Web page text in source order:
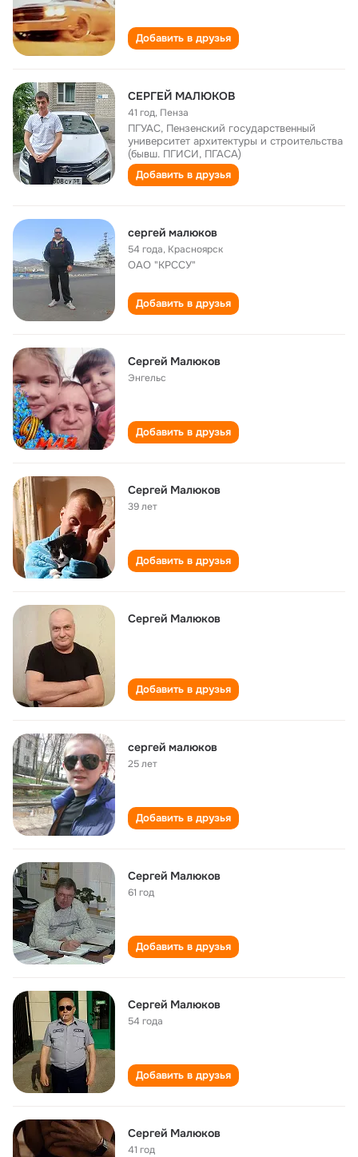
Добавить в друзья
СЕРГЕЙ МАЛЮКОВ
41 год, Пенза
ПГУАС, Пензенский государственный
университет архитектуры и строительства
(бывш. ПГИСИ, ПГАСА)
Добавить в друзья
сергей малюков
54 года, Красноярск
ОАО "КРССУ"
Добавить в друзья
Сергей Малюков
Энгельс
Добавить в друзья
Сергей Малюков
39 лет
Добавить в друзья
Сергей Малюков
Добавить в друзья
сергей малюков
25 лет
Добавить в друзья
Сергей Малюков
61 год
Добавить в друзья
Сергей Малюков
54 года
Добавить в друзья
Сергей Малюков
41 год